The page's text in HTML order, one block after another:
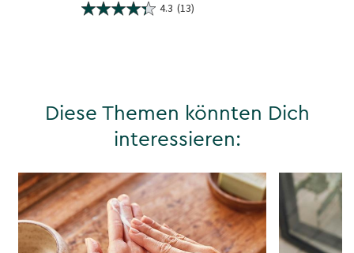
4.3 (13)
Diese Themen könnten Dich
interessieren: